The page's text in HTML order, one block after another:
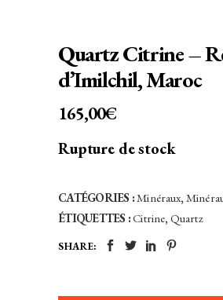
Quartz Citrine –
d’Imilchil, Maroc
165,00€
Rupture de stock
CATÉGORIES :Minéraux,
ÉTIQUETTES :Citrine, Quartz
SHARE: